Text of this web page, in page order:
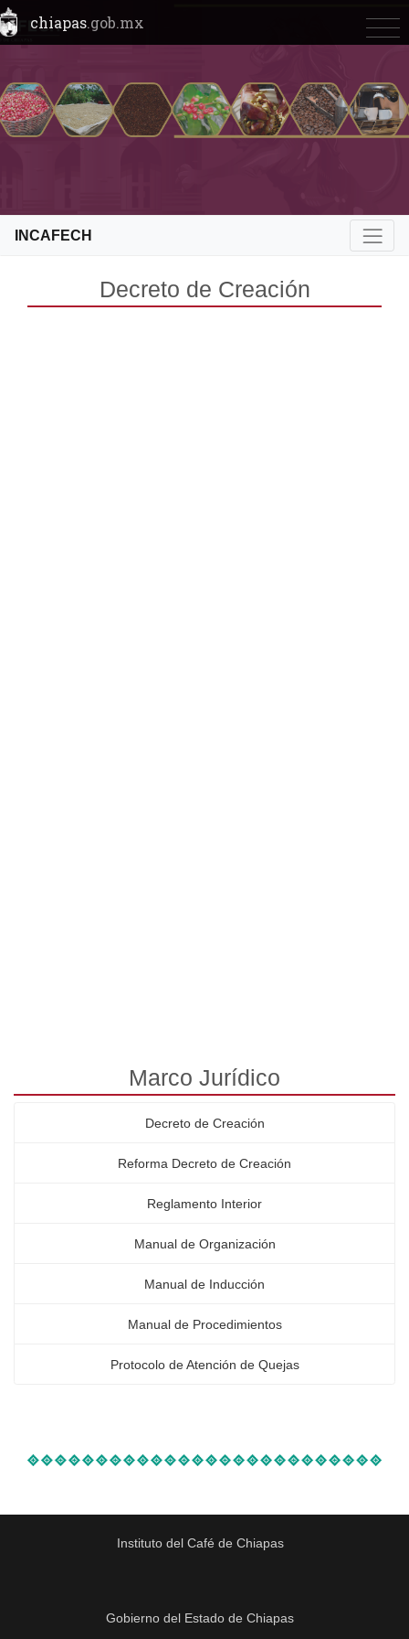
chiapas.gob.mx
INCAFECH
Marco Jurídico
Decreto de Creación
Reforma Decreto de Creación
Reglamento Interior
Manual de Organización
Manual de Inducción
Manual de Procedimientos
Protocolo de Atención de Quejas
Decreto de Creación
Instituto del Café de Chiapas
Gobierno del Estado de Chiapas